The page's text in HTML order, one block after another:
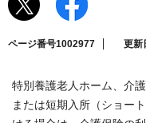
ページ番号1002977 更新
特別養護老人ホーム、介
または短期入所（ショー